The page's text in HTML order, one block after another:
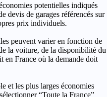
potentielles indiqués
devis de garages référencés sur
prix individuels.
peuvent varier en fonction de
la voiture, de la disponibilité du
en France où la demande doit
et les plus larges économies
“Toute la France”